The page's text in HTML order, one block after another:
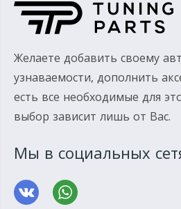
Желаете добавить своему
узнаваемости, дополнить
есть все необходимые для
выбор зависит лишь от Вас.
Мы в социальных